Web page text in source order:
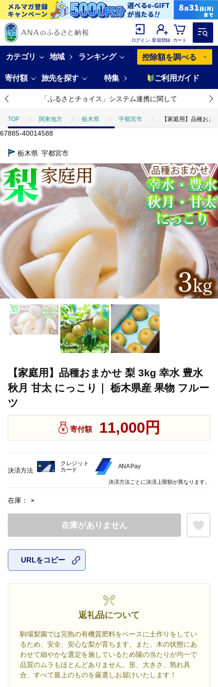
ログイン 新規登録 カート
カテゴリ 地域 ランキング 控除額を調べる
寄付額 旅先を探す 特集 ご利用ガイド
「ふるさとチョイス」システム連携に関して
TOP 関東地方 栃木県 宇都宮市 【家庭用】品種お
67885-40014588
栃木県 宇都宮市
【家庭用】品種おまかせ 梨 3kg 幸水 豊水
秋月 甘太 にっこり｜ 栃木県産 果物 フルー
ツ
寄付額 11,000円
在庫： ×
在庫がありません
URLをコピー
返礼品について
駒場梨園では完熟の有機質肥料をベースに土作りをしてい
るため、安全、安心な梨が育ちます。また、木の状態にあ
わせて細やかな選定を施しているため陽の当たりが均一で
品質のムラもほとんどありません。形、大きさ、熟れ具
合、すべて最上のものを厳選しお届けいたします！
決済方法
クレジット
カード
ANA Pay
決済方法ごとに決済上限額が異なります。